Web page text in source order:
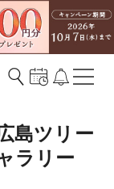
島ツリー
ラリー